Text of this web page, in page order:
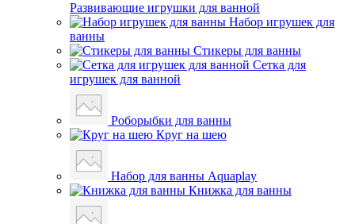
Развивающие игрушки для ванной
Набор игрушек для
ванны
Стикеры для ванны
Сетка для
игрушек для ванной
Роборыбки для ванны
Круг на шею
Набор для ванны Aquaplay
Книжка для ванны